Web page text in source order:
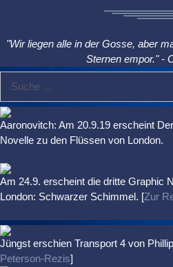
"Wir liegen alle in der Gosse, aber
Sternen empor." -
nach:
Aaronovitch: Am 20.9.19 erscheint
Novelle zu den Flüssen von London.
Am 24.9. erscheint die dritte Graphic
London: Schwarzer Schimmel. [Zur
Jüngst erschien Transport 4 von
Peterson-Rezis]